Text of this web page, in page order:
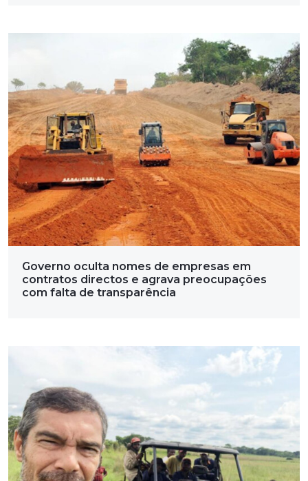
Governo oculta nomes de empresas em
contratos directos e agrava preocupações
com falta de transparência